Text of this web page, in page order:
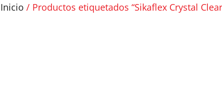
Inicio / Productos etiquetados “Sikaflex Crystal